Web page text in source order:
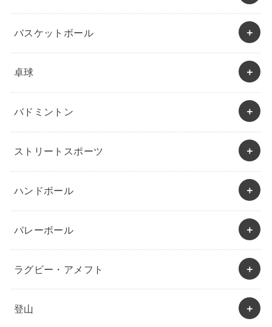
バスケットボール
卓球
バドミントン
ストリートスポーツ
ハンドボール
バレーボール
ラグビー・アメフト
登山